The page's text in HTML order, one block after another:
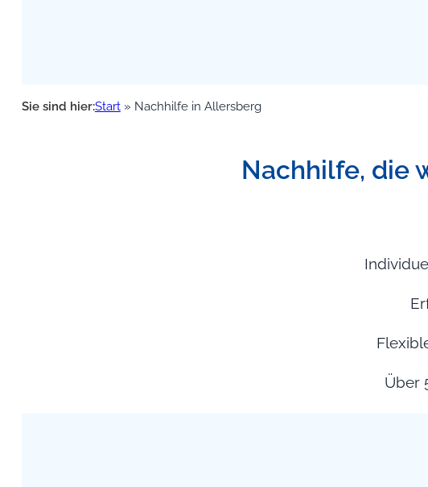
Sie sind hier:Start» Nachhilfe in Allersberg
Nachhilfe, die
Über